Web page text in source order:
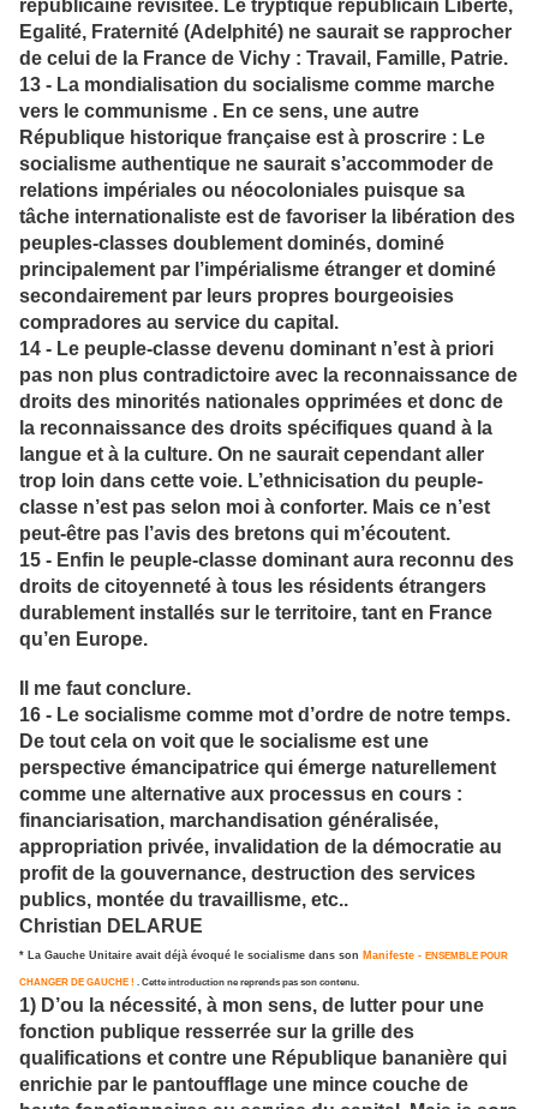
républicaine revisitée. Le tryptique républicain Liberté,
Egalité, Fraternité (Adelphité) ne saurait se rapprocher
de celui de la France de Vichy : Travail, Famille, Patrie.
13 - La mondialisation du socialisme comme marche
vers le communisme . En ce sens, une autre
République historique française est à proscrire : Le
socialisme authentique ne saurait s’accommoder de
relations impériales ou néocoloniales puisque sa
tâche internationaliste est de favoriser la libération des
peuples-classes doublement dominés, dominé
principalement par l’impérialisme étranger et dominé
secondairement par leurs propres bourgeoisies
compradores au service du capital.
14 - Le peuple-classe devenu dominant n’est à priori
pas non plus contradictoire avec la reconnaissance de
droits des minorités nationales opprimées et donc de
la reconnaissance des droits spécifiques quand à la
langue et à la culture. On ne saurait cependant aller
trop loin dans cette voie. L’ethnicisation du peuple-
classe n’est pas selon moi à conforter. Mais ce n’est
peut-être pas l’avis des bretons qui m’écoutent.
15 - Enfin le peuple-classe dominant aura reconnu des
droits de citoyenneté à tous les résidents étrangers
durablement installés sur le territoire, tant en France
qu’en Europe.
Il me faut conclure.
16 - Le socialisme comme mot d’ordre de notre temps.
De tout cela on voit que le socialisme est une
perspective émancipatrice qui émerge naturellement
comme une alternative aux processus en cours :
financiarisation, marchandisation généralisée,
appropriation privée, invalidation de la démocratie au
profit de la gouvernance, destruction des services
publics, montée du travaillisme, etc..
Christian DELARUE
* La Gauche Unitaire avait déjà évoqué le socialisme dans son Manifeste - ENSEMBLE POUR
CHANGER DE GAUCHE ! . Cette introduction ne reprends pas son contenu.
1) D’ou la nécessité, à mon sens, de lutter pour une
fonction publique resserrée sur la grille des
qualifications et contre une République bananière qui
enrichie par le pantoufflage une mince couche de